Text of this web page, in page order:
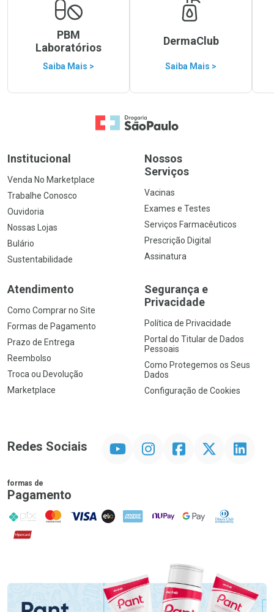
PBM
Laboratórios
Saiba Mais >
DermaClub
Saiba Mais >
Ir para a Home
Institucional
Venda No Marketplace
Trabalhe Conosco
Ouvidoria
Nossas Lojas
Bulário
Sustentabilidade
Nossos
Serviços
Vacinas
Exames e Testes
Serviços Farmacêuticos
Prescrição Digital
Assinatura
Atendimento
Como Comprar no Site
Formas de Pagamento
Prazo de Entrega
Reembolso
Troca ou Devolução
Marketplace
Segurança e
Privacidade
Política de Privacidade
Portal do Titular de Dados
Pessoais
Como Protegemos os Seus
Dados
Configuração de Cookies
Redes Sociais InstagramFacebookTwitter Linkedin
formas de
Pagamento
PIX MasterCard
VISA ELO AMEX NuPay Google PayDiners Club
Hipercard
Promoção em Destaque